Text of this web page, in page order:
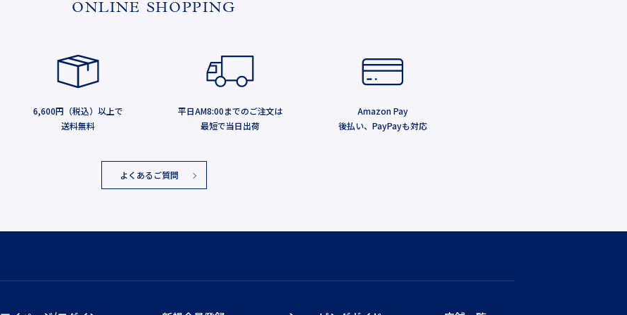
ONLINE SHOPPING
6,600円（税込）以上で
送料無料
平日AM8:00までのご注文は
最短で当日出荷
Amazon Pay
後払い、PayPayも対応
よくあるご質問